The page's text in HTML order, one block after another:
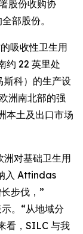
股份收购协
部股份。
吸收性卫生用
约 22 英里处
科）的生产设
洲南北部的强
本土及出口市场
对基础卫生用
入 Attindas
步伐，”
。“从地域分
看，SILC 与我